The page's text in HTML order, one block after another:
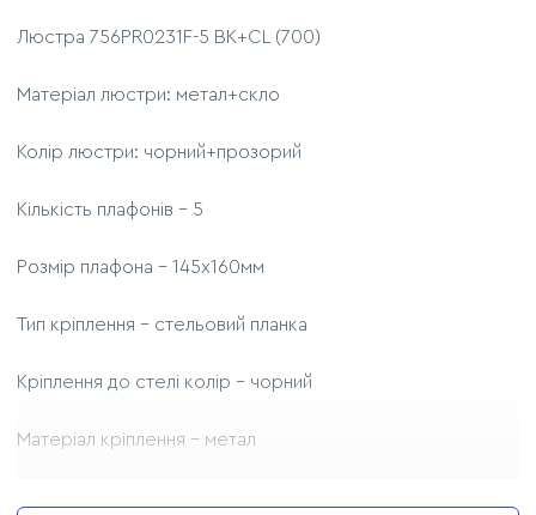
Люстра 756PR0231F-5 BK+CL (700)
Матеріал люстри: метал+скло
Колір люстри: чорний+прозорий
Кількість плафонів - 5
Розмір плафона - 145x160мм
Тип кріплення - стельовий планка
Кріплення до стелі колір - чорний
Матеріал кріплення - метал